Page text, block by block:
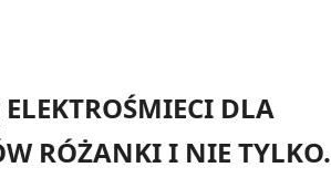
DLA
RÓŻANKI I NIE TYLKO.